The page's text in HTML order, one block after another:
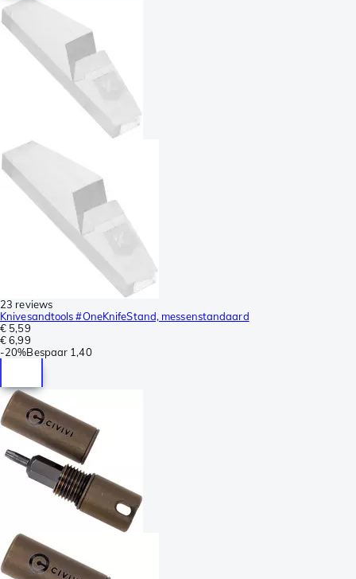
23 reviews
Knivesandtools #OneKnifeStand, messenstandaard
€ 5,59
€ 6,99
-20%Bespaar 1,40